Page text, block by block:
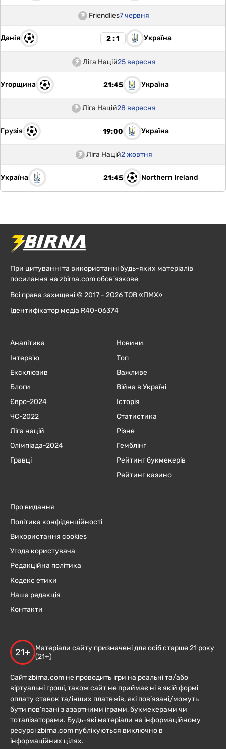
Friendlies7 червня
Данія 2 : 1 Україна
Ліга Націй25 вересня
Угорщина 21:45 Україна
Ліга Націй28 вересня
Грузія 19:00 Україна
Ліга Націй2 жовтня
Україна 21:45 Northern Ireland
При цитуванні та використанні будь-яких матеріалів
посилання на zbirna.com обов'язкове
Всі права захищені © 2017 - 2026 ТОВ «ПМХ»
Ідентифікатор медіа R40-06374
Аналітика
Інтерв'ю
Ексклюзив
Блоги
Євро-2024
ЧC-2022
Ліга націй
Олімпіада-2024
Гравці
Новини
Топ
Важливе
Війна в Україні
Історія
Статистика
Різне
Гемблінг
Рейтинг букмекерів
Рейтинг казино
Про видання
Політика конфіденційності
Використання cookies
Угода користувача
Редакційна політика
Кодекс етики
Наша редакція
Контакти
21+
Матеріали сайту призначені для осіб старше 21 року
(21+)
Сайт zbirna.com не проводить ігри на реальні та/або
віртуальні гроші, також сайт не приймає ні в якій формі
оплату ставок та/інших платежів, які пов’язані/можуть
бути пов’язані з азартними іграми, букмекерами чи
тоталізаторами. Будь-які матеріали на інформаційному
ресурсі zbirna.com публікуються виключно в
інформаційних цілях.